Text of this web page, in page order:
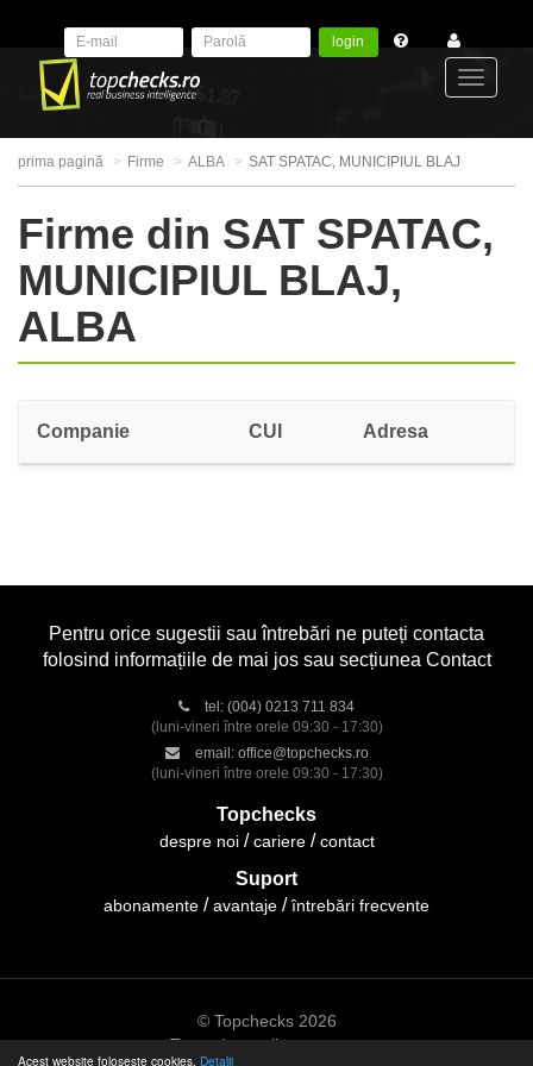
Acest website folosește cookies. Detalii
login
prima pagină Firme ALBA SAT SPATAC, MUNICIPIUL BLAJ
Firme din SAT SPATAC,
MUNICIPIUL BLAJ,
ALBA
Companie CUI Adresa
Pentru orice sugestii sau întrebări ne puteți contacta
folosind informațiile de mai jos sau secțiunea Contact
tel: (004) 0213 711 834
(luni-vineri între orele 09:30 - 17:30)
email: office@topchecks.ro
(luni-vineri între orele 09:30 - 17:30)
Topchecks
despre noi cariere contact
Suport
abonamente avantaje întrebări frecvente
© Topchecks 2026
Toate drepturile rezervate